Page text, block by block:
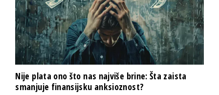
Nije plata ono što nas najviše brine: Šta zaista
smanjuje finansijsku anksioznost?